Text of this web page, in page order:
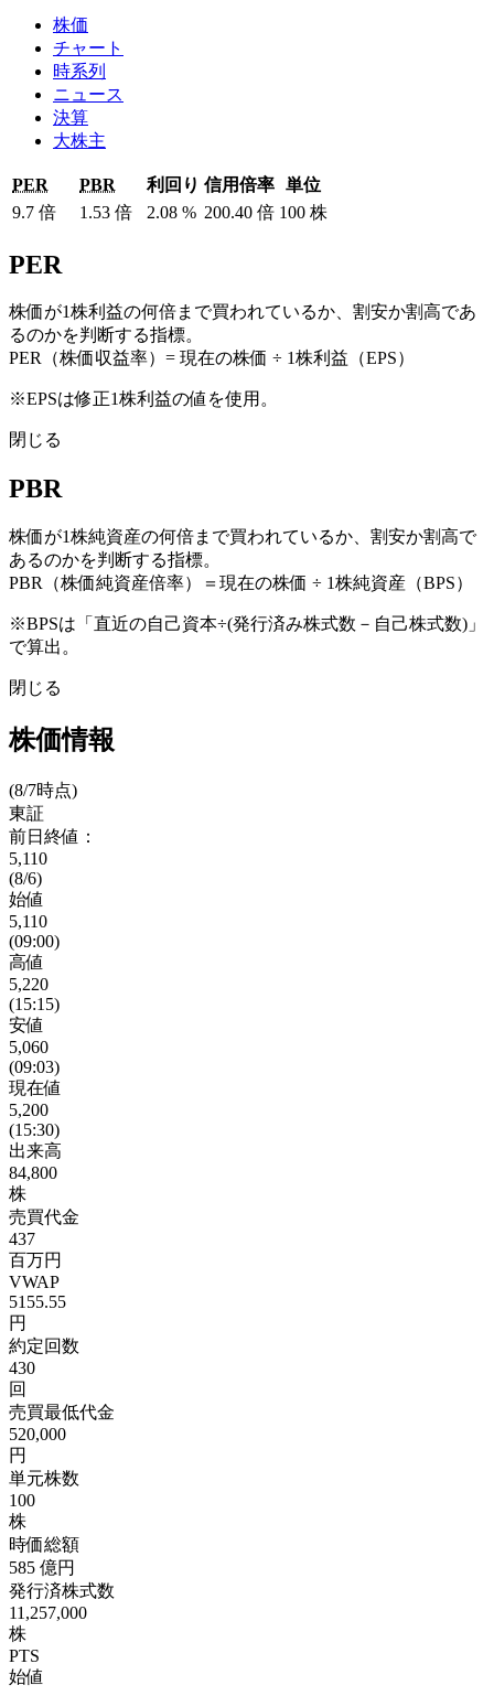
株価
チャート
時系列
ニュース
決算
大株主
PER PBR 利回り 信用倍率 単位
9.7 倍 1.53 倍 2.08 % 200.40 倍 100 株
PER
株価が1株利益の何倍まで買われているか、割安か割高であ
るのかを判断する指標。
PER（株価収益率）= 現在の株価 ÷ 1株利益（EPS）
※EPSは修正1株利益の値を使用。
閉じる
PBR
株価が1株純資産の何倍まで買われているか、割安か割高で
あるのかを判断する指標。
PBR（株価純資産倍率）＝現在の株価 ÷ 1株純資産（BPS）
※BPSは「直近の自己資本÷(発行済み株式数－自己株式数)」
で算出。
閉じる
株価情報
(8/7時点)
東証
前日終値：
5,110
(8/6)
始値
5,110
(09:00)
高値
5,220
(15:15)
安値
5,060
(09:03)
現在値
5,200
(15:30)
出来高
84,800
株
売買代金
437
百万円
VWAP
5155.55
円
約定回数
430
回
売買最低代金
520,000
円
単元株数
100
株
時価総額
585 億円
発行済株式数
11,257,000
株
PTS
始値